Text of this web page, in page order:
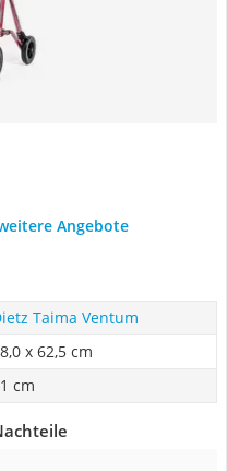
Angebote
Taima Ventum
x 62,5 cm
cm